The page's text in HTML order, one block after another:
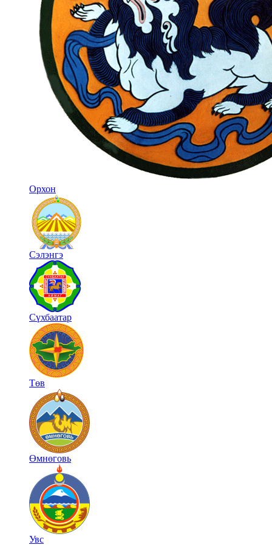
Орхон
Сэлэнгэ
Сүхбаатар
Төв
Өмнөговь
Увс